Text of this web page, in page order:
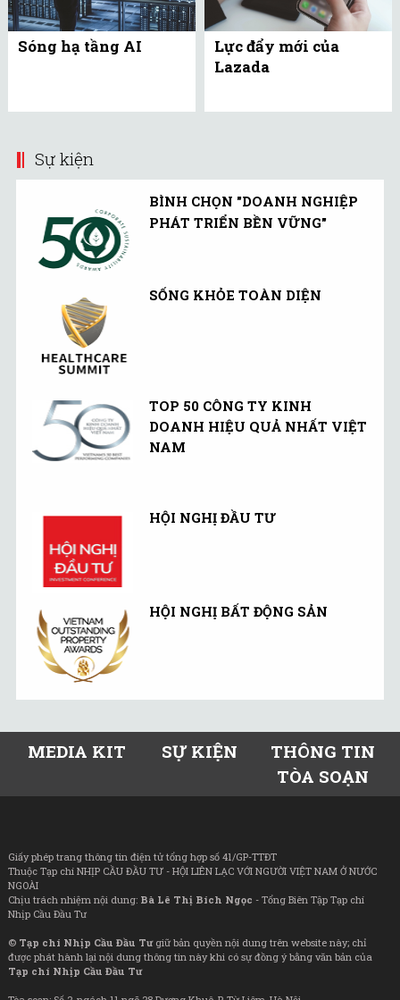
Sóng hạ tầng AI
Lực đẩy mới của
Lazada
Sự kiện
BÌNH CHỌN "DOANH NGHIỆP
PHÁT TRIỂN BỀN VỮNG"
SỐNG KHỎE TOÀN DIỆN
TOP 50 CÔNG TY KINH
DOANH HIỆU QUẢ NHẤT VIỆT
NAM
HỘI NGHỊ ĐẦU TƯ
HỘI NGHỊ BẤT ĐỘNG SẢN
MEDIA KIT SỰ KIỆN
THÔNG TIN
TÒA SOẠN
Giấy phép trang thông tin điện tử tổng hợp số 41/GP-TTĐT
Thuộc Tạp chí NHỊP CẦU ĐẦU TƯ - HỘI LIÊN LẠC VỚI NGƯỜI VIỆT NAM Ở NƯỚC
NGOÀI
Chịu trách nhiệm nội dung: Bà Lê Thị Bích Ngọc - Tổng Biên Tập Tạp chí
Nhịp Cầu Đầu Tư
© Tạp chí Nhịp Cầu Đầu Tưgiữ bản quyền nội dung trên website này; chỉ
được phát hành lại nội dung thông tin này khi có sự đồng ý bằng văn bản của
Tạp chí Nhịp Cầu Đầu Tư